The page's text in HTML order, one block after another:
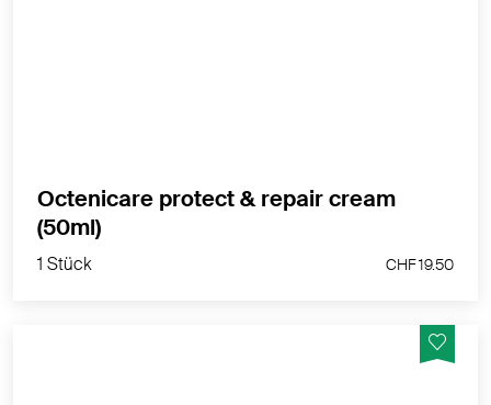
1 Stück
Octenicare protect & repair cream
(50ml)
1 Stück CHF 19.50